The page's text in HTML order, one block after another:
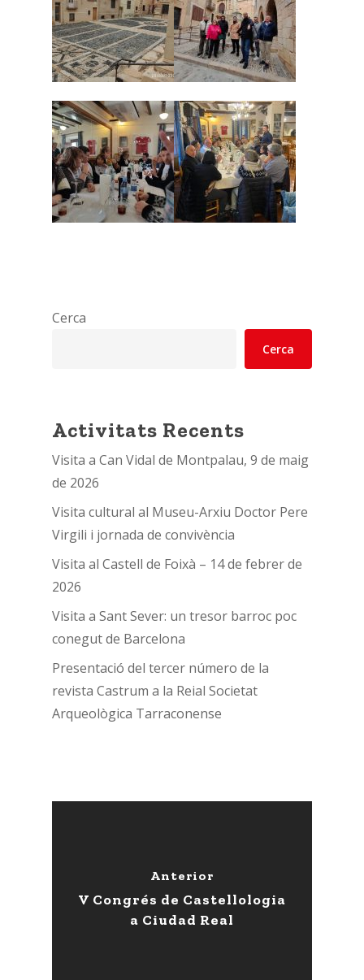
Cerca
Cerca
Activitats Recents
Visita a Can Vidal de Montpalau, 9 de maig
de 2026
Visita cultural al Museu-Arxiu Doctor Pere
Virgili i jornada de convivència
Visita al Castell de Foixà – 14 de febrer de
2026
Visita a Sant Sever: un tresor barroc poc
conegut de Barcelona
Presentació del tercer número de la
revista Castrum a la Reial Societat
Arqueològica Tarraconense
Anterior
V Congrés de Castellologia
a Ciudad Real